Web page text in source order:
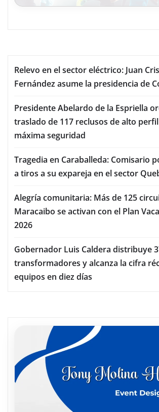
Relevo en el sector eléctrico: Juan
Fernández asume la presidencia de
Presidente Abelardo de la Espriella
traslado de 117 reclusos de alto
máxima seguridad
Tragedia en Caraballeda: Comisario
a tiros a su expareja en el sector
Alegría comunitaria: Más de 125
Maracaibo se activan con el Plan
2026
Gobernador Luis Caldera distribuye
transformadores y alcanza la cifra
equipos en diez días